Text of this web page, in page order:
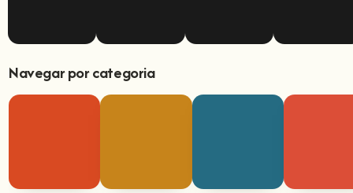
Navegar por categoria